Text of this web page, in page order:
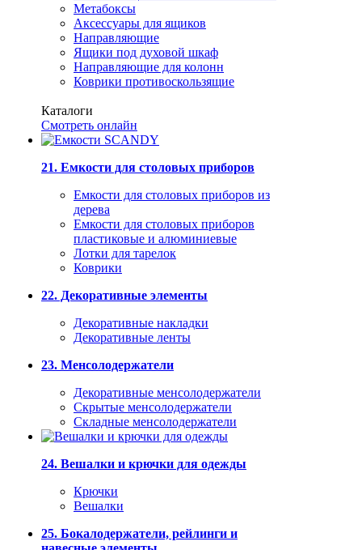
Метабоксы
Аксессуары для ящиков
Направляющие
Ящики под духовой шкаф
Направляющие для колонн
Коврики противоскользящие
Каталоги
Смотреть онлайн
21. Емкости для столовых приборов
Емкости для столовых приборов из
дерева
Емкости для столовых приборов
пластиковые и алюминиевые
Лотки для тарелок
Коврики
22. Декоративные элементы
Декоративные накладки
Декоративные ленты
23. Менсолодержатели
Декоративные менсолодержатели
Скрытые менсолодержатели
Складные менсолодержатели
24. Вешалки и крючки для одежды
Крючки
Вешалки
25. Бокалодержатели, рейлинги и